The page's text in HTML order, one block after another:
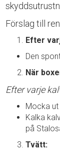
Förslag till
Efter
Den
När
Efter varje
Mocka
Kalka
på
Tvätt: